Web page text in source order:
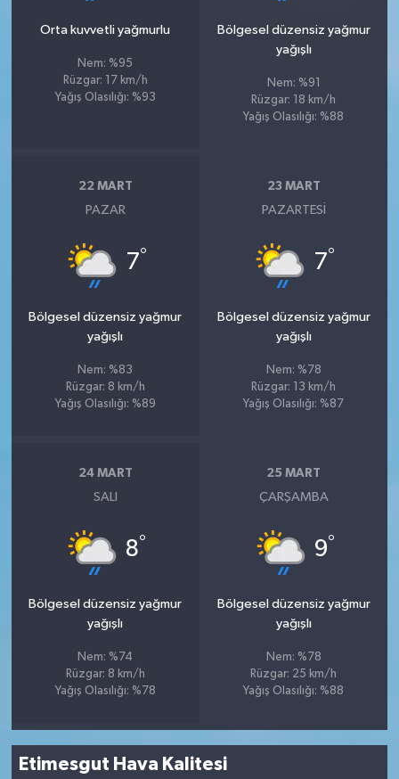
Orta kuvvetli yağmurlu
Nem: %95
Rüzgar: 17 km/h
Yağış Olasılığı: %93
Bölgesel düzensiz yağmur
yağışlı
Nem: %91
Rüzgar: 18 km/h
Yağış Olasılığı: %88
22 MART
PAZAR
7°
Bölgesel düzensiz yağmur
yağışlı
Nem: %83
Rüzgar: 8 km/h
Yağış Olasılığı: %89
23 MART
PAZARTESI
7°
Bölgesel düzensiz yağmur
yağışlı
Nem: %78
Rüzgar: 13 km/h
Yağış Olasılığı: %87
24 MART
SALI
8°
Bölgesel düzensiz yağmur
yağışlı
Nem: %74
Rüzgar: 8 km/h
Yağış Olasılığı: %78
25 MART
ÇARŞAMBA
9°
Bölgesel düzensiz yağmur
yağışlı
Nem: %78
Rüzgar: 25 km/h
Yağış Olasılığı: %88
Etimesgut Hava Kalitesi